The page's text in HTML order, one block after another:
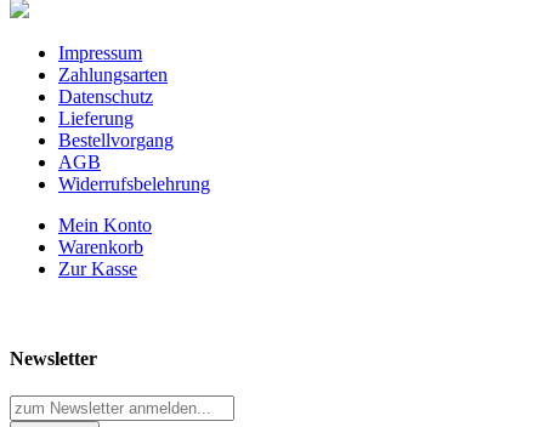
Impressum
Zahlungsarten
Datenschutz
Lieferung
Bestellvorgang
AGB
Widerrufsbelehrung
Mein Konto
Warenkorb
Zur Kasse
Newsletter